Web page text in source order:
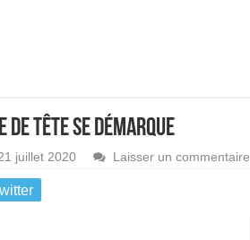
de tête se démarque
juillet 2020 Laisser un commentaire